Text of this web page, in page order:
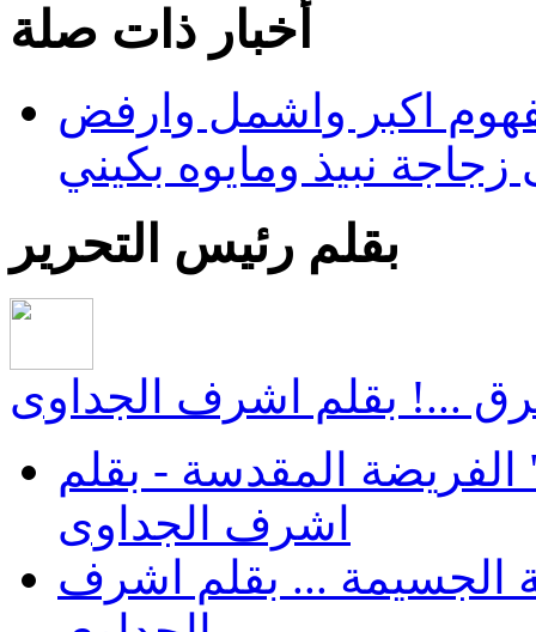
أخبار ذات صلة
اكبر واشمل وارفض
نبيذ ومايوه بكيني
بقلم رئيس التحرير
...! بقلم اشرف الجداوى
المقدسة - بقلم
اشرف الجداوى
الجسيمة ... بقلم اشرف